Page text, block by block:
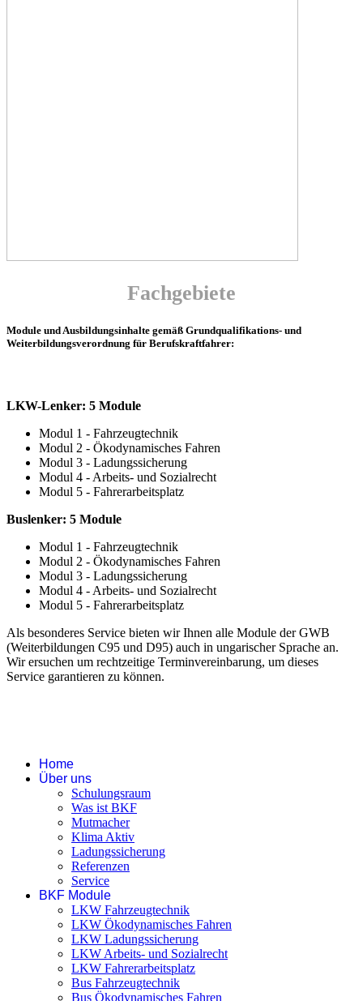
Fachgebiete
Module und Ausbildungsinhalte gemäß Grundqualifikations- und
Weiterbildungsverordnung für Berufskraftfahrer:
LKW-Lenker: 5 Module
Modul 1 - Fahrzeugtechnik
Modul 2 - Ökodynamisches Fahren
Modul 3 - Ladungssicherung
Modul 4 - Arbeits- und Sozialrecht
Modul 5 - Fahrerarbeitsplatz
Buslenker: 5 Module
Modul 1 - Fahrzeugtechnik
Modul 2 - Ökodynamisches Fahren
Modul 3 - Ladungssicherung
Modul 4 - Arbeits- und Sozialrecht
Modul 5 - Fahrerarbeitsplatz
Als besonderes Service bieten wir Ihnen alle Module der GWB
(Weiterbildungen C95 und D95) auch in ungarischer Sprache an.
Wir ersuchen um rechtzeitige Terminvereinbarung, um dieses
Service garantieren zu können.
Home
Über uns
Schulungsraum
Was ist BKF
Mutmacher
Klima Aktiv
Ladungssicherung
Referenzen
Service
BKF Module
LKW Fahrzeugtechnik
LKW Ökodynamisches Fahren
LKW Ladungssicherung
LKW Arbeits- und Sozialrecht
LKW Fahrerarbeitsplatz
Bus Fahrzeugtechnik
Bus Ökodynamisches Fahren